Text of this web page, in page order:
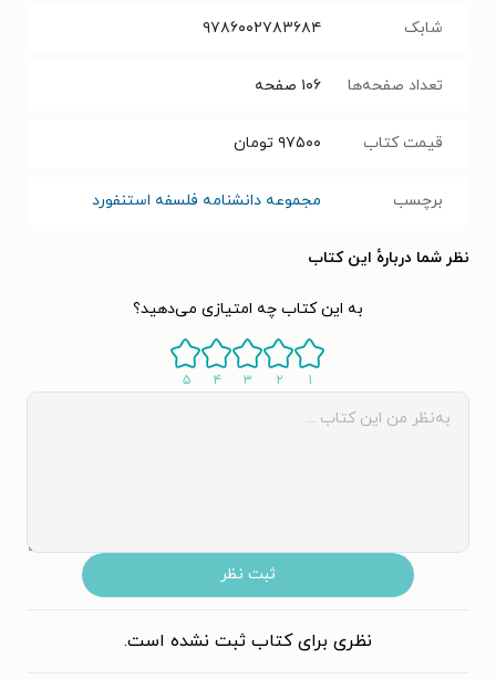
شابک ۹۷۸۶۰۰۲۷۸۳۶۸۴
تعداد صفحه‌ها ۱۰۶ صفحه
قیمت کتاب ۹۷۵۰۰ تومان
برچسب مجموعه دانشنامه فلسفه استنفورد
نظر شما دربارهٔ این کتاب
به این کتاب چه امتیازی می‌دهید؟
۱ ۲ ۳ ۴ ۵
ثبت نظر
نظری برای کتاب ثبت نشده است.